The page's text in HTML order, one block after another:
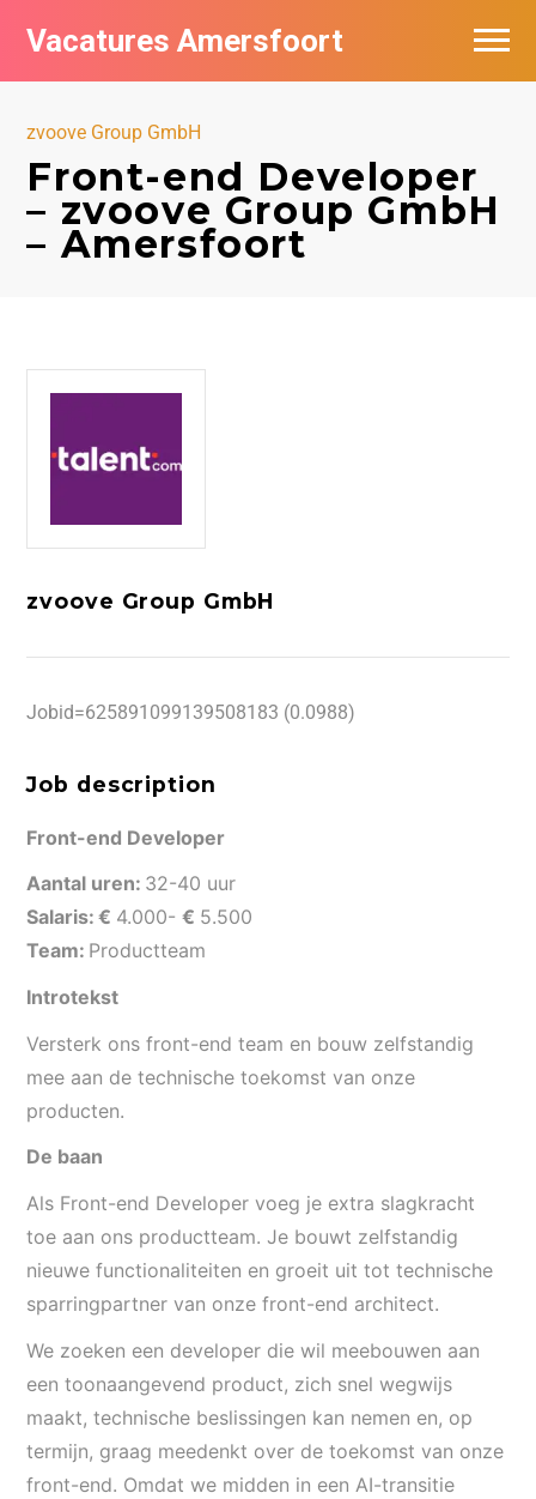
Vacatures Amersfoort
zvoove Group GmbH
Front-end Developer
– zvoove Group GmbH
– Amersfoort
zvoove Group GmbH
Jobid=625891099139508183 (0.0988)
Job description
Front-end Developer
Aantal uren: 32-40 uur
Salaris: € 4.000-€ 5.500
Team: Productteam
Introtekst
Versterk ons front-end team en bouw zelfstandig
mee aan de technische toekomst van onze
producten.
De baan
Als Front-end Developer voeg je extra slagkracht
toe aan ons productteam. Je bouwt zelfstandig
nieuwe functionaliteiten en groeit uit tot technische
sparringpartner van onze front-end architect.
We zoeken een developer die wil meebouwen aan
een toonaangevend product, zich snel wegwijs
maakt, technische beslissingen kan nemen en, op
termijn, graag meedenkt over de toekomst van onze
front-end. Omdat we midden in een AI-transitie
Vacatures per bedrijf
De populairste vacatures in Amersfoort
Nieuwsbrief feed